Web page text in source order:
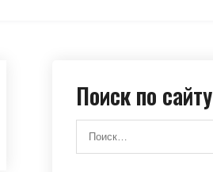
Поиск по сайту